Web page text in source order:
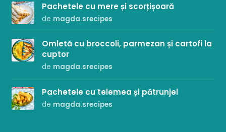
Pachetele cu mere și scorțișoară
de magda.srecipes
Omletă cu broccoli, parmezan și cartofi la
cuptor
de magda.srecipes
Pachetele cu telemea și pătrunjel
de magda.srecipes